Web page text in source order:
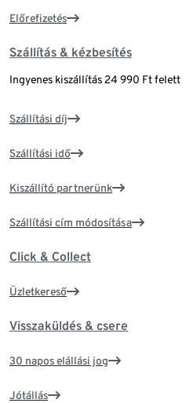
Előrefizetés
Szállítás & kézbesítés
Ingyenes kiszállítás 24 990 Ft felett
Szállítási díj
Szállítási idő
Kiszállító partnerünk
Szállítási cím módosítása
Click & Collect
Üzletkereső
Visszaküldés & csere
30 napos elállási jog
Jótállás